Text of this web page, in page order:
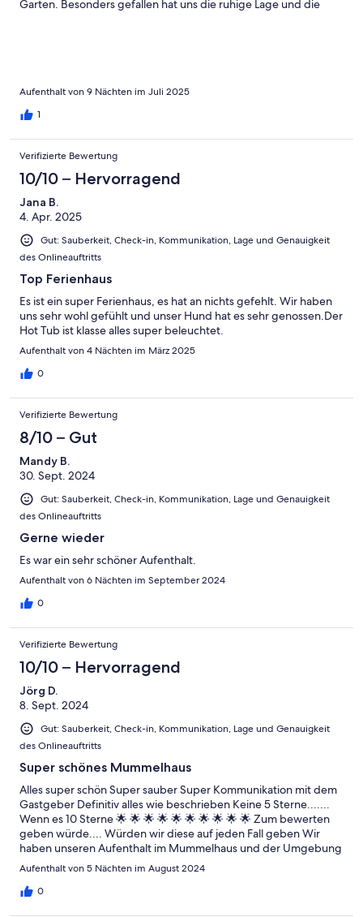
Garten. Besonders gefallen hat uns die ruhige Lage und die
das Ferienhaus uneingeschränkt weiterempfehlen.
Aufenthalt von 9 Nächten im Juli 2025
1
Verifizierte Bewertung
10/10 – Hervorragend
Jana B.
4. Apr. 2025
Gut: Sauberkeit, Check-in, Kommunikation, Lage und Genauigkeit
des Onlineauftritts
Top Ferienhaus
Es ist ein super Ferienhaus, es hat an nichts gefehlt. Wir haben
uns sehr wohl gefühlt und unser Hund hat es sehr genossen.Der
Hot Tub ist klasse alles super beleuchtet.
Aufenthalt von 4 Nächten im März 2025
0
Verifizierte Bewertung
8/10 – Gut
Mandy B.
30. Sept. 2024
Gut: Sauberkeit, Check-in, Kommunikation, Lage und Genauigkeit
des Onlineauftritts
Gerne wieder
Es war ein sehr schöner Aufenthalt.
Aufenthalt von 6 Nächten im September 2024
0
Verifizierte Bewertung
10/10 – Hervorragend
Jörg D.
8. Sept. 2024
Gut: Sauberkeit, Check-in, Kommunikation, Lage und Genauigkeit
des Onlineauftritts
Super schönes Mummelhaus
Alles super schön Super sauber Super Kommunikation mit dem
Gastgeber Definitiv alles wie beschrieben Keine 5 Sterne.......
Wenn es 10 Sterne 🌟 🌟 🌟 🌟 🌟 🌟 🌟 🌟 🌟 🌟 Zum bewerten
geben würde.... Würden wir diese auf jeden Fall geben Wir
haben unseren Aufenthalt im Mummelhaus und der Umgebung
auf jeden Fall richtig genossen und konnten richtig abschalten
Aufenthalt von 5 Nächten im August 2024
0